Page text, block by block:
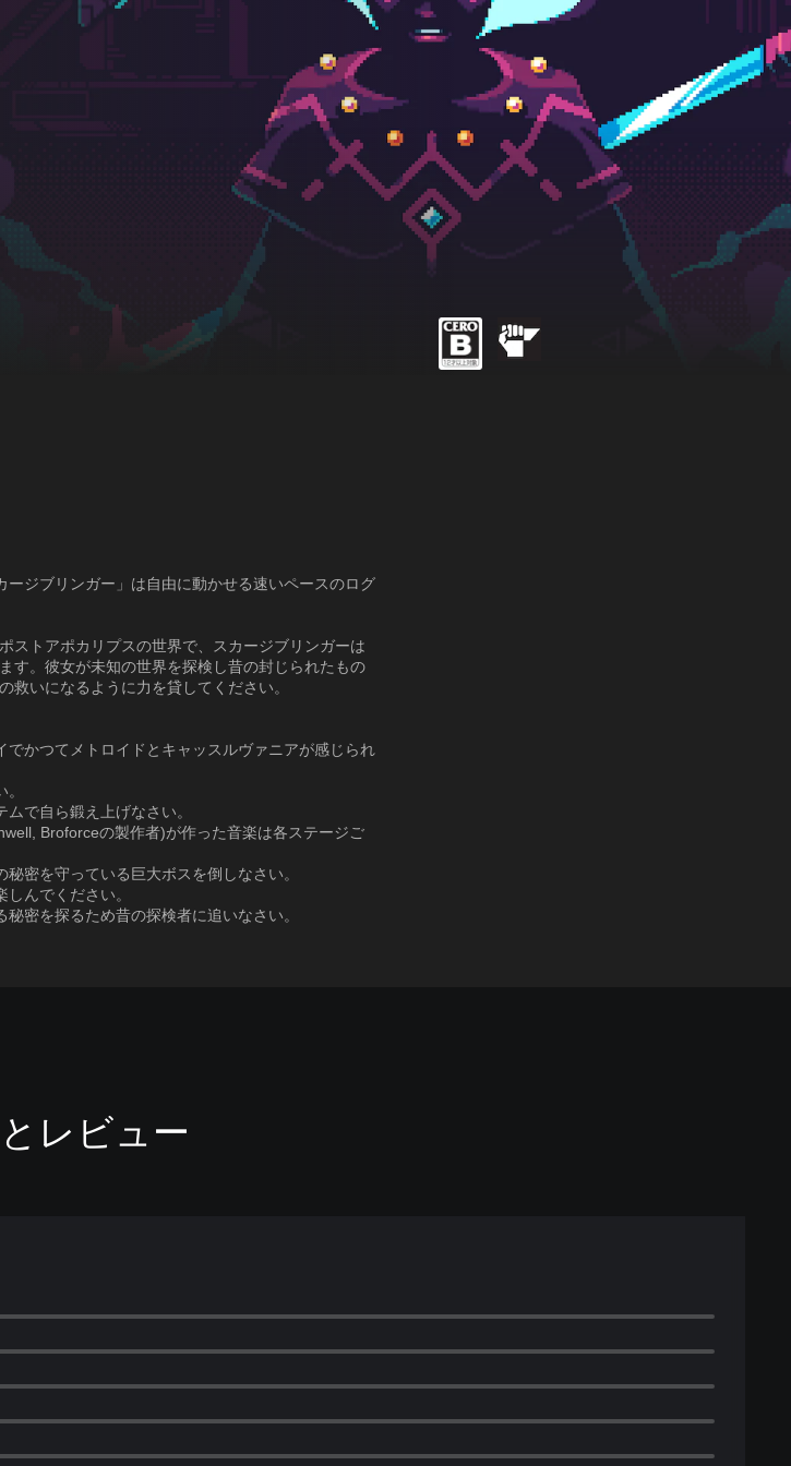
ジブリンガー」は自由に動かせる速いペースのログ
ストアポカリプスの世界で、スカージブリンガーは
す。彼女が未知の世界を探検し昔の封じられたもの
救いになるように力を貸してください。
かつてメトロイドとキャッスルヴァニアが感じられ
で自ら鍛え上げなさい。
Broforceの製作者)が作った音楽は各ステージご
密を守っている巨大ボスを倒しなさい。
んでください。
密を探るため昔の探検者に追いなさい。
レビュー